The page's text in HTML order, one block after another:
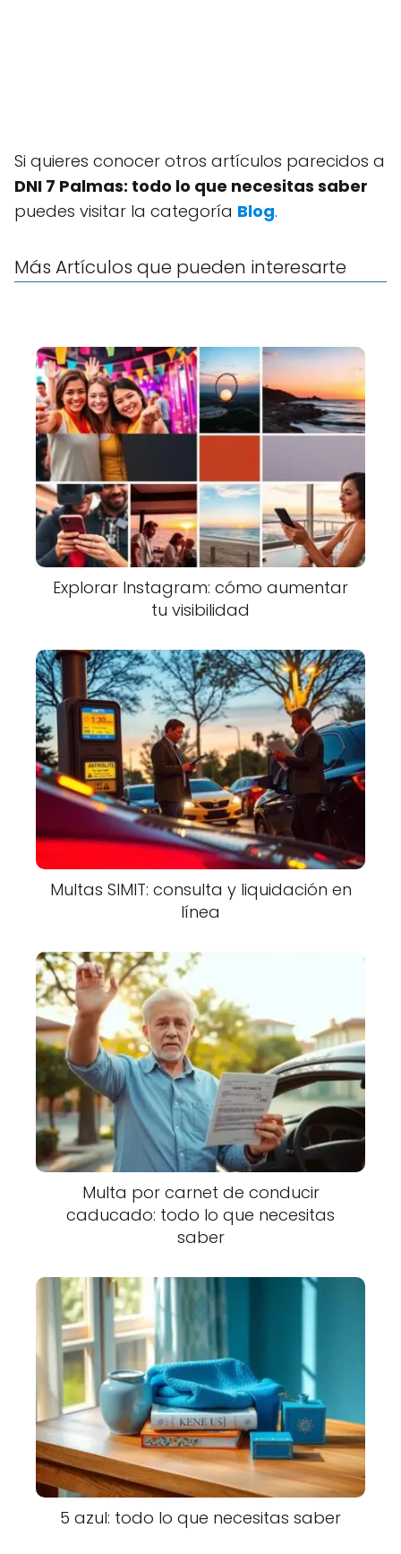
Si quieres conocer otros artículos parecidos a
DNI 7 Palmas: todo lo que necesitas saber
puedes visitar la categoría Blog.
Más Artículos que pueden interesarte
Explorar Instagram: cómo aumentar
tu visibilidad
Multas SIMIT: consulta y liquidación en
línea
Multa por carnet de conducir
caducado: todo lo que necesitas
saber
5 azul: todo lo que necesitas saber